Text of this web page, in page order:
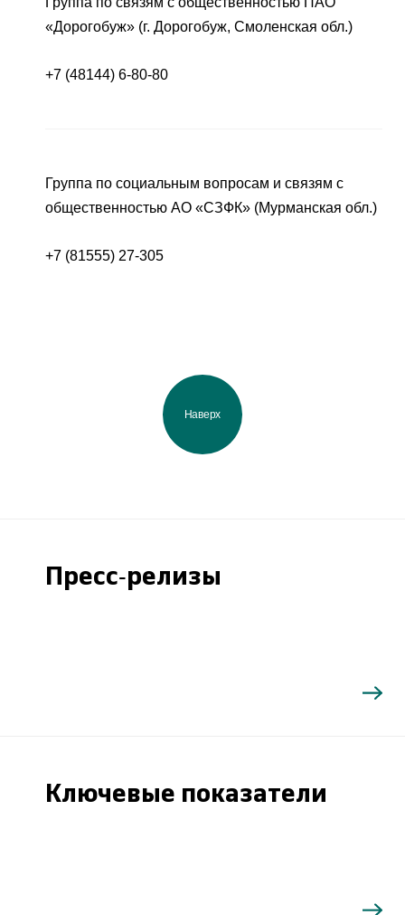
«Дорогобуж» (г. Дорогобуж, Смоленская обл.)
+7 (48144) 6-80-80
Группа по социальным вопросам и связям с
общественностью АО «СЗФК» (Мурманская обл.)
+7 (81555) 27-305
Наверх
Пресс-релизы
Ключевые показатели